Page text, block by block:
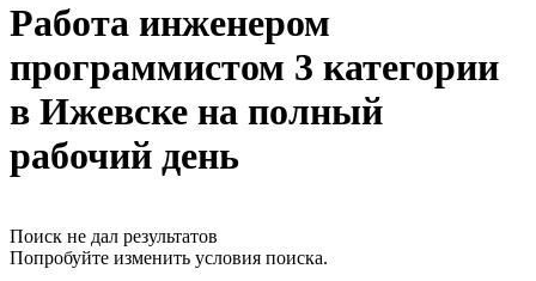
Работа инженером
программистом 3 категории
в Ижевске на полный
рабочий день
Поиск не дал результатов
Попробуйте изменить условия поиска.